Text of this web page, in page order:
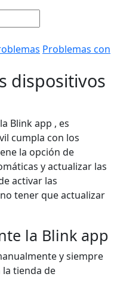
Problemas con
dispositivos
Blink app , es
cumpla con los
la opción de
y actualizar las
activar las
tener que actualizar
la Blink app
y siempre
tienda de